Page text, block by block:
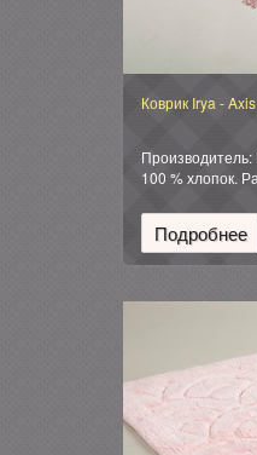
Коврик Irya -
Производитель:
100 % хлопок.
фирменная
Подробнее